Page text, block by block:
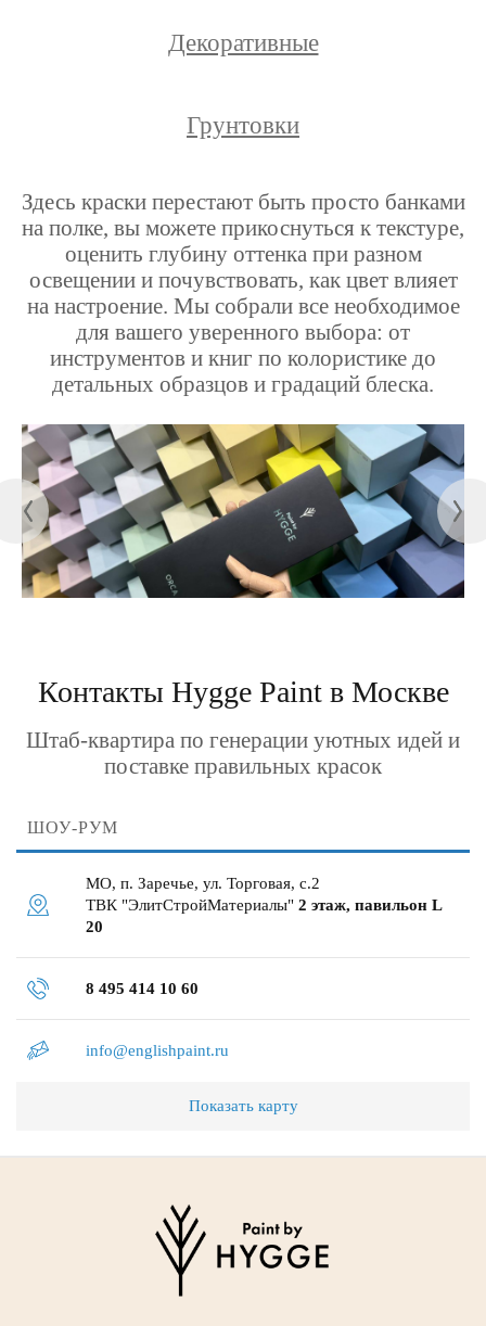
Декоративные
Грунтовки
Здесь краски перестают быть просто банками
на полке, вы можете прикоснуться к текстуре,
оценить глубину оттенка при разном
освещении и почувствовать, как цвет влияет
на настроение. Мы собрали все необходимое
для вашего уверенного выбора: от
инструментов и книг по колористике до
детальных образцов и градаций блеска.
Контакты Hygge Paint в Москве
Штаб-квартира по генерации уютных идей и
поставке правильных красок
ШОУ-РУМ
МО, п. Заречье, ул. Торговая, с.2
ТВК "ЭлитСтройМатериалы" 2 этаж, павильон L
20
8 495 414 10 60
info@englishpaint.ru
Показать карту